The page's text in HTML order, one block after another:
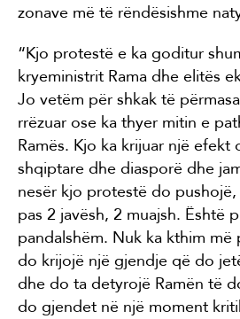
zonave më të rëndësishme
“Kjo protestë e ka goditur
kryeministrit Rama dhe elitës
Jo vetëm për shkak të
rrëzuar ose ka thyer mitin e
Ramës. Kjo ka krijuar një efekt
shqiptare dhe diasporë dhe
nesër kjo protestë do
pas 2 javësh, 2 muajsh. Është
pandalshëm. Nuk ka kthim
do krijojë një gjendje që do
dhe do ta detyrojë Ramën të
do gjendet në një moment